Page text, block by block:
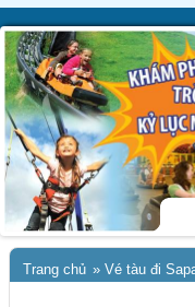
Trang chủ » Vé tàu đi